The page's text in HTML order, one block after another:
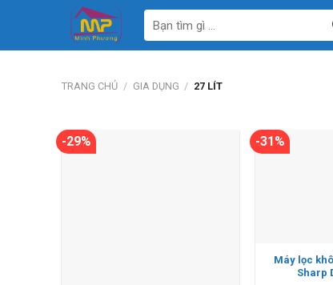
nội
kiếm:
TRANG CHỦ / GIA DỤNG / 27 LÍT
-29% -31%
Máy lọc
Sharp